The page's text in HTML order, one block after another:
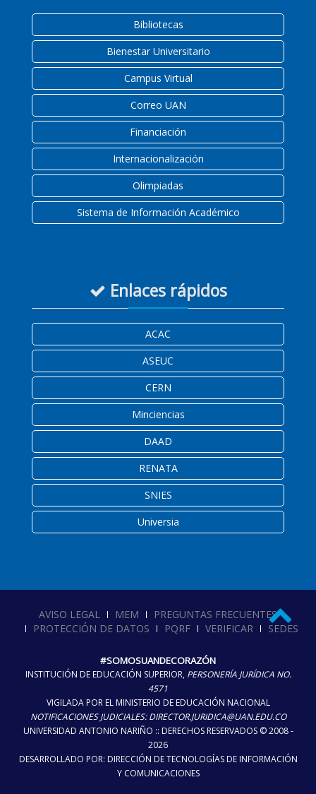
Bibliotecas
Bienestar Universitario
Campus Virtual
Correo UAN
Financiación
Internacionalización
Olimpiadas
Sistema de Información Académico
Enlaces rápidos
ACAC
ASEUC
CERN
Minciencias
DAAD
RENATA
SNIES
Universia
AVISO LEGAL MEM
PREGUNTAS FRECUENTES
PROTECCIÓN DE DATOS
PQRF VERIFICAR SEDES
#SOMOSUANDECORAZÓN
INSTITUCIÓN DE EDUCACIÓN SUPERIOR, PERSONERÍA JURÍDICA NO.
4571
VIGILADA POR EL MINISTERIO DE EDUCACIÓN NACIONAL
NOTIFICACIONES JUDICIALES: DIRECTOR.JURIDICA@UAN.EDU.CO
UNIVERSIDAD ANTONIO NARIÑO :: DERECHOS RESERVADOS © 2008 -
2026
DESARROLLADO POR: DIRECCIÓN DE TECNOLOGÍAS DE INFORMACIÓN
Y COMUNICACIONES